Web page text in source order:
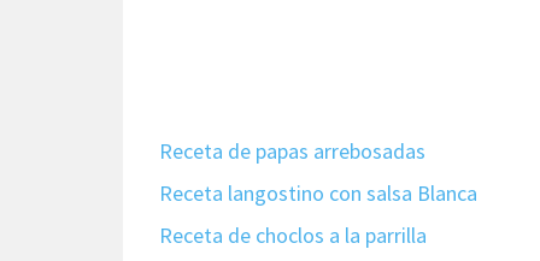
Receta de papas arrebosadas
Receta langostino con salsa Blanca
Receta de choclos a la parrilla